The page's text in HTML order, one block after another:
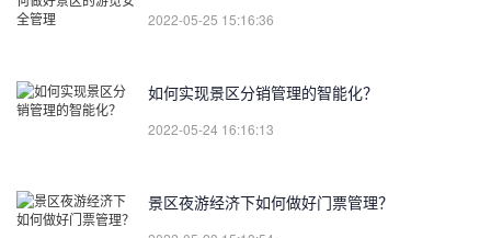
2022-05-25 15:16:36
如何实现景区分销管理的智能化？
2022-05-24 16:16:13
景区夜游经济下如何做好门票管理？